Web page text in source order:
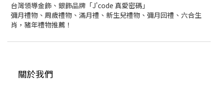
台灣領導金飾、銀飾品牌「J'code 真愛密碼」
彌月禮物、周歲禮物、滿月禮、新生兒禮物、彌月回禮、六合生
肖，豬年禮物推薦！
關於我們